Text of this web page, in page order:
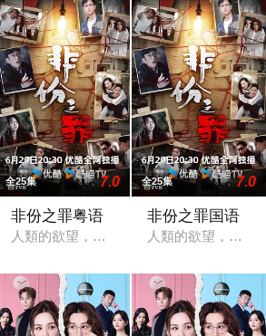
全25集 7.0
非份之罪粤语
人類的欲望，可驅使我們超越自我，然
全25集 7.0
非份之罪国语
人類的欲望，可驅